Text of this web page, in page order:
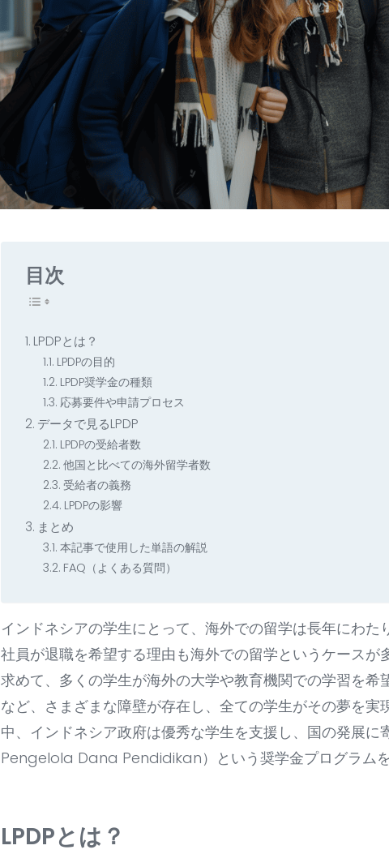
目次
LPDPとは？
LPDPの目的
LPDP奨学金の種類
応募要件や申請プロセス
データで見るLPDP
LPDPの受給者数
他国と比べての海外留学者数
受給者の義務
LPDPの影響
まとめ
本記事で使用した単語の解説
FAQ（よくある質問）
インドネシアの学生にとって、海外での留学は長年にわ
社員が退職を希望する理由も海外での留学というケース
求めて、多くの学生が海外の大学や教育機関での学習を
など、さまざまな障壁が存在し、全ての学生がその夢を
中、インドネシア政府は優秀な学生を支援し、国の発展
Pengelola Dana Pendidikan）という奨学金プログラムを
LPDPとは？